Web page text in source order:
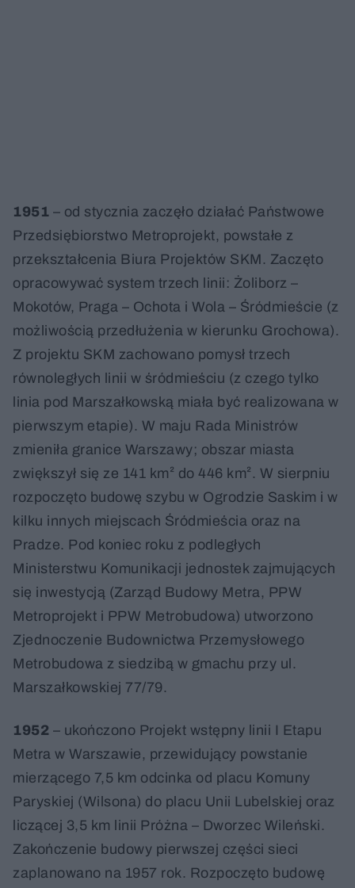
1951 – od stycznia zaczęło działać Państwowe
Przedsiębiorstwo Metroprojekt, powstałe z
przekształcenia Biura Projektów SKM. Zaczęto
opracowywać system trzech linii: Żoliborz –
Mokotów, Praga – Ochota i Wola – Śródmieście (z
możliwością przedłużenia w kierunku Grochowa).
Z projektu SKM zachowano pomysł trzech
równoległych linii w śródmieściu (z czego tylko
linia pod Marszałkowską miała być realizowana w
pierwszym etapie). W maju Rada Ministrów
zmieniła granice Warszawy; obszar miasta
zwiększył się ze 141 km² do 446 km². W sierpniu
rozpoczęto budowę szybu w Ogrodzie Saskim i w
kilku innych miejscach Śródmieścia oraz na
Pradze. Pod koniec roku z podległych
Ministerstwu Komunikacji jednostek zajmujących
się inwestycją (Zarząd Budowy Metra, PPW
Metroprojekt i PPW Metrobudowa) utworzono
Zjednoczenie Budownictwa Przemysłowego
Metrobudowa z siedzibą w gmachu przy ul.
Marszałkowskiej 77/79.
1952 – ukończono Projekt wstępny linii I Etapu
Metra w Warszawie, przewidujący powstanie
mierzącego 7,5 km odcinka od placu Komuny
Paryskiej (Wilsona) do placu Unii Lubelskiej oraz
liczącej 3,5 km linii Próżna – Dworzec Wileński.
Zakończenie budowy pierwszej części sieci
zaplanowano na 1957 rok. Rozpoczęto budowę